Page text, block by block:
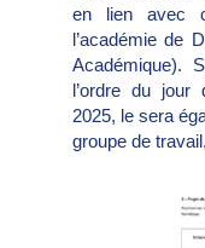
en lien avec
l’académie de
Académique).
l’ordre du jour
2025, le sera
groupe de